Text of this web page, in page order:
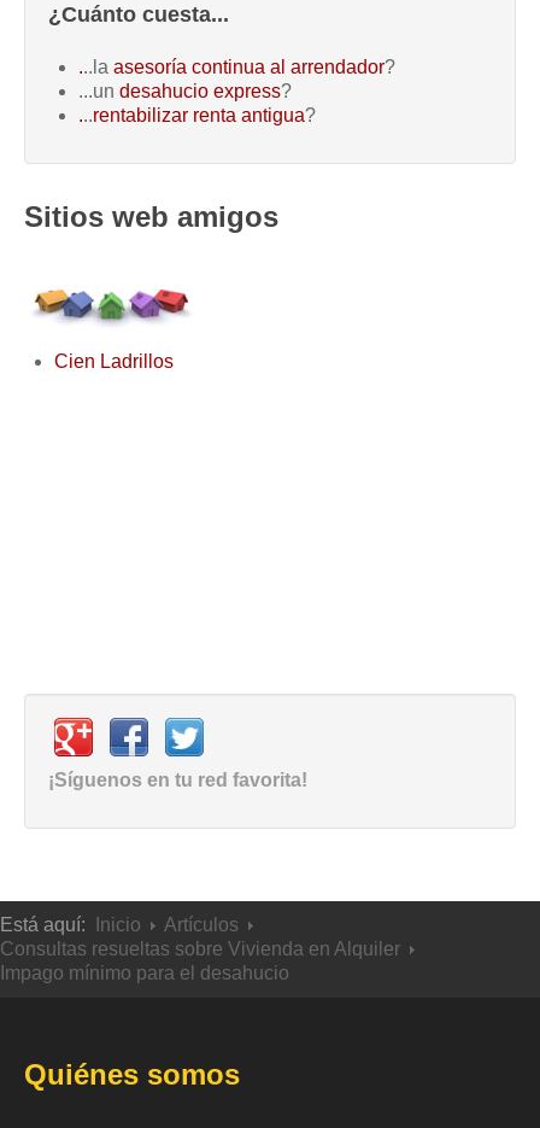
¿Cuánto cuesta...
...la asesoría continua al arrendador?
...un desahucio express?
...rentabilizar renta antigua?
Sitios web amigos
Cien Ladrillos
¡Síguenos en tu red favorita!
Está aquí: Inicio
Artículos
Consultas resueltas sobre Vivienda en Alquiler
Impago mínimo para el desahucio
Quiénes somos